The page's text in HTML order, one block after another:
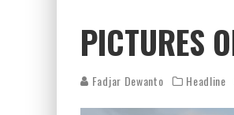
PICTURES
Fadjar Dewanto Headline